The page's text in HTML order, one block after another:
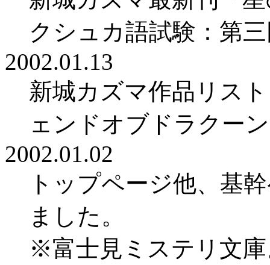
クシュカ語試験：第
2002.01.13
新城カズマ作品リス
ェンドオブドラクー
2002.01.02
トップページ他、基
ました。
※富士見ミステリ文